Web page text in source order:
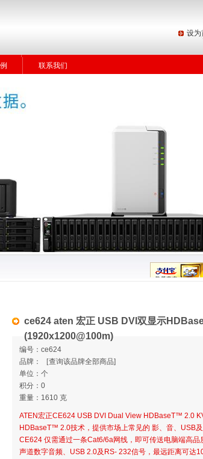
设为
联系我们
联系我们
ce624 aten 宏正 USB DVI双显示
(1920x1200@100m)
编号：ce624
品牌：
[查询该品牌全部商品]
单位：个
积分：0
重量：1610 克
ATEN宏正CE624 USB DVI Dual View HDBaseT™ 2.0
HDBaseT™ 2.0技术，提供市场上常见的 影、音、USB
CE624 仅需通过一条Cat6/6a网线，即可传送电脑端高
声道数字音频、USB 2.0及RS- 232信号，最远距离可达